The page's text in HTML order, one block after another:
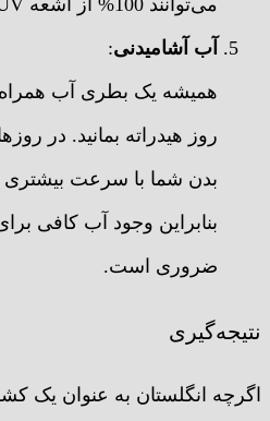
می‌توانند 100% از اشعه UV جلوگیری کنند.
آب آشامیدنی:
همیشه یک بطری آب همراه
روز هیدراته بمانید. در
بدن شما با سرعت
بنابراین وجود آب کافی
ضروری است.
نتیجه‌گیری
اگرچه انگلستان به عنوان یک